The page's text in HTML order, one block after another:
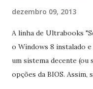
dezembro 09, 2013
A linha de Ultrabooks
o Windows 8 instalado
um sistema decente (ou
opções da BIOS. Assim,